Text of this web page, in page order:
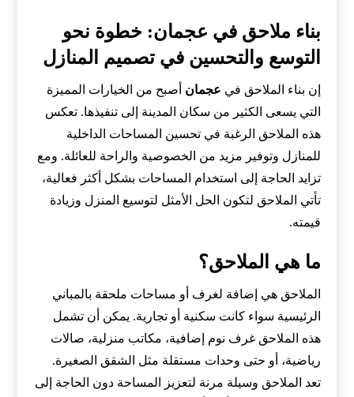
بناء ملاحق في عجمان: خطوة نحو
التوسع والتحسين في تصميم المنازل
إن بناء الملاحق في عجمان أصبح من الخيارات المميزة
التي يسعى الكثير من سكان المدينة إلى تنفيذها. تعكس
هذه الملاحق الرغبة في تحسين المساحات الداخلية
للمنازل وتوفير مزيد من الخصوصية والراحة للعائلة. ومع
تزايد الحاجة إلى استخدام المساحات بشكل أكثر فعالية،
تأتي الملاحق لتكون الحل الأمثل لتوسيع المنزل وزيادة
قيمته.
ما هي الملاحق؟
الملاحق هي إضافة لغرف أو مساحات ملحقة بالمباني
الرئيسية سواء كانت سكنية أو تجارية. يمكن أن تشمل
هذه الملاحق غرف نوم إضافية، مكاتب منزلية، صالات
رياضية، أو حتى وحدات مستقلة مثل الشقق الصغيرة.
تعد الملاحق وسيلة مرنة لتعزيز المساحة دون الحاجة إلى